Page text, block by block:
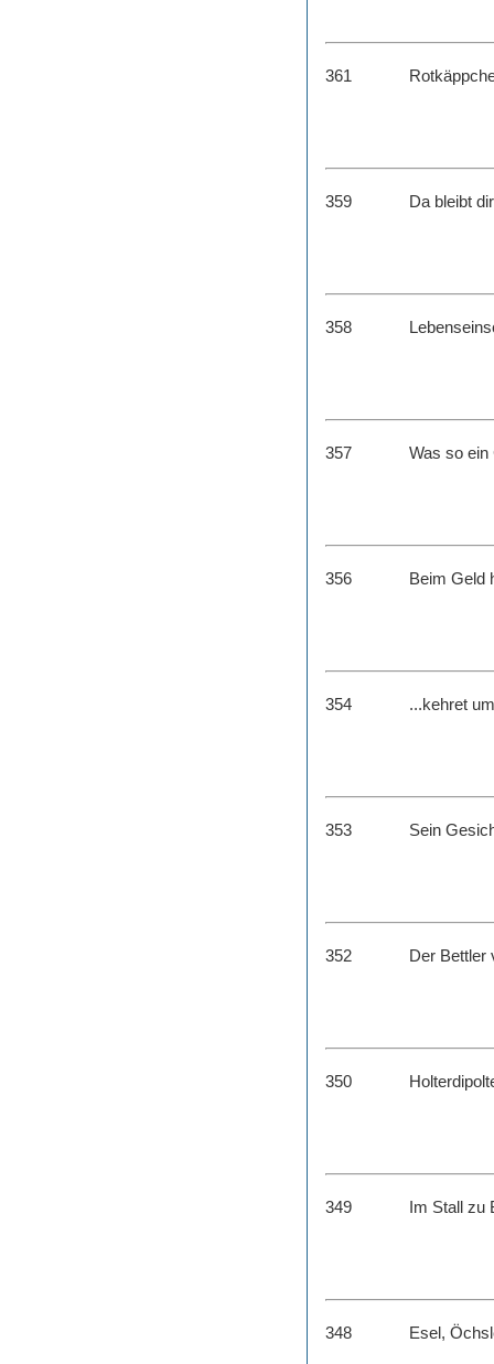
361
359 Da bleibt
358
357 Was so ein
356 Beim Geld
354 ...kehret
353 Sein
352 Der Bettler
350
349 Im Stall zu
348 Esel,